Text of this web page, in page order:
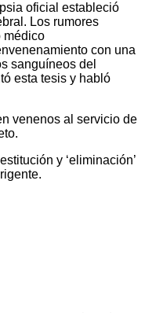
oficial estableció
Los rumores
médico
con una
sanguíneos del
esta tesis y habló
venenos al servicio de
y ‘eliminación’